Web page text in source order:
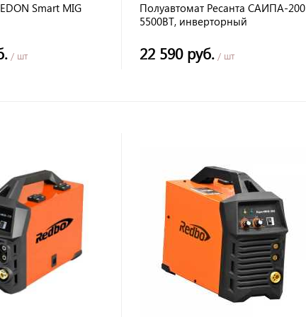
Smart MIG
/ шт
Полуавтомат Ресанта САИПА-200
5500ВТ, инверторный
22 590 руб./ шт